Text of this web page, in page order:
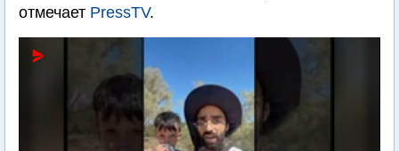
отмечает PressTV.